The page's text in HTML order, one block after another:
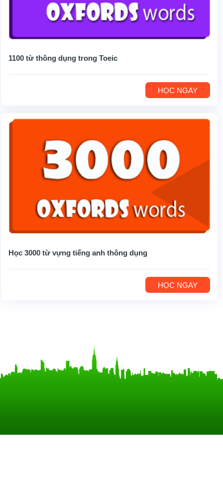
1100 từ thông dụng trong Toeic
HỌC NGAY
Học 3000 từ vựng tiếng anh thông dụng
HỌC NGAY